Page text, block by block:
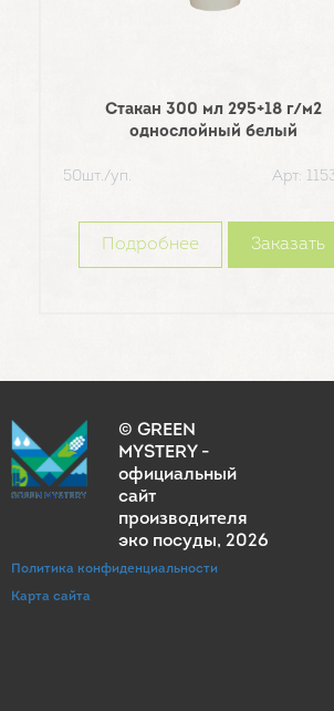
Стакан 300 мл 295+18 г/м2
однослойный белый
50шт./уп. Арт:
Подробнее Заказать
© GREEN
MYSTERY -
официальный
сайт
производителя
эко посуды, 2026
Политика конфиденциальности
Карта сайта